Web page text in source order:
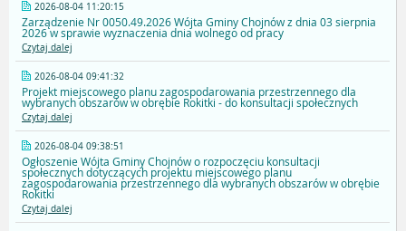
2026-08-04 11:20:15
Zarządzenie Nr 0050.49.2026 Wójta Gminy Chojnów z dnia 03 sierpnia
2026 w sprawie wyznaczenia dnia wolnego od pracy
Czytaj dalej
2026-08-04 09:41:32
Projekt miejscowego planu zagospodarowania przestrzennego dla
wybranych obszarów w obrębie Rokitki - do konsultacji społecznych
Czytaj dalej
2026-08-04 09:38:51
Ogłoszenie Wójta Gminy Chojnów o rozpoczęciu konsultacji
społecznych dotyczących projektu miejscowego planu
zagospodarowania przestrzennego dla wybranych obszarów w obrębie
Rokitki
Czytaj dalej